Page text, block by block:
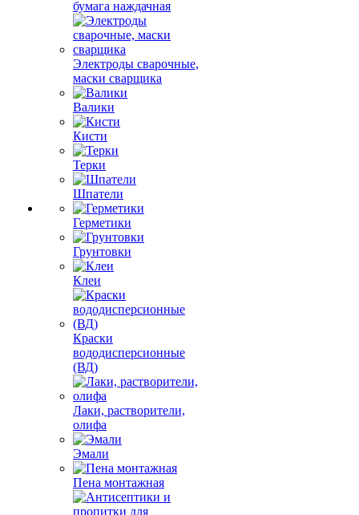
бумага наждачная
Электроды сварочные,
маски сварщика
Валики
Кисти
Терки
Шпатели
Герметики
Грунтовки
Клеи
Краски
вододисперсионные
(ВД)
Лаки, растворители,
олифа
Эмали
Пена монтажная